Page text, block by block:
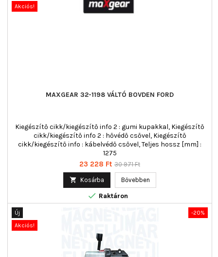
Akciós!
MAXGEAR 32-1198 VÁLTÓ BOVDEN FORD
Kiegészítő cikk/kiegészítő info 2 : gumi kupakkal, Kiegészítő
cikk/kiegészítő info 2 : hővédő csővel, Kiegészítő
cikk/kiegészítő info : kábelvédő csővel, Teljes hossz [mm] :
1275
Ár
23 228 Ft Normál
30 971 Ft
 Kosárba Bővebben
 Raktáron
-20%
Új
Akciós!